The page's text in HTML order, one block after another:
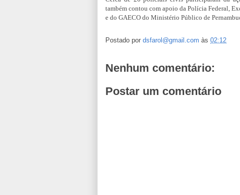
também contou com apoio da Polícia Federal,
e do GAECO do Ministério Público de
Postado por dsfarol@gmail.com às 02:12
Nenhum comentário:
Postar um comentário